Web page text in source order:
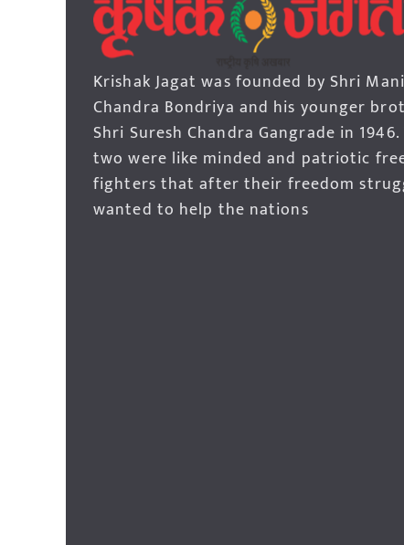
Krishak Jagat was founded by Shri
Chandra Bondriya and his younger
Shri Suresh Chandra Gangrade in 1946.
two were like minded and patriotic
fighters that after their freedom
wanted to help the nations